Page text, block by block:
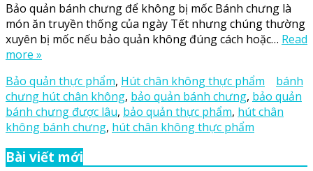
Bảo quản bánh chưng để không bị mốc Bánh chưng là
món ăn truyền thống của ngày Tết nhưng chúng thường
xuyên bị mốc nếu bảo quản không đúng cách hoặc… Read
more »
Bảo quản thực phẩm, Hút chân không thực phẩm
bánh
chưng hút chân không, bảo quản bánh chưng, bảo quản
bánh chưng được lâu, bảo quản thực phẩm, hút chân
không bánh chưng, hút chân không thực phẩm
Bài viết mới